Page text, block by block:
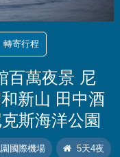
轉寄行程
百萬夜景 尼
新山 田中酒
斯海洋公園
國際機場 5天4夜